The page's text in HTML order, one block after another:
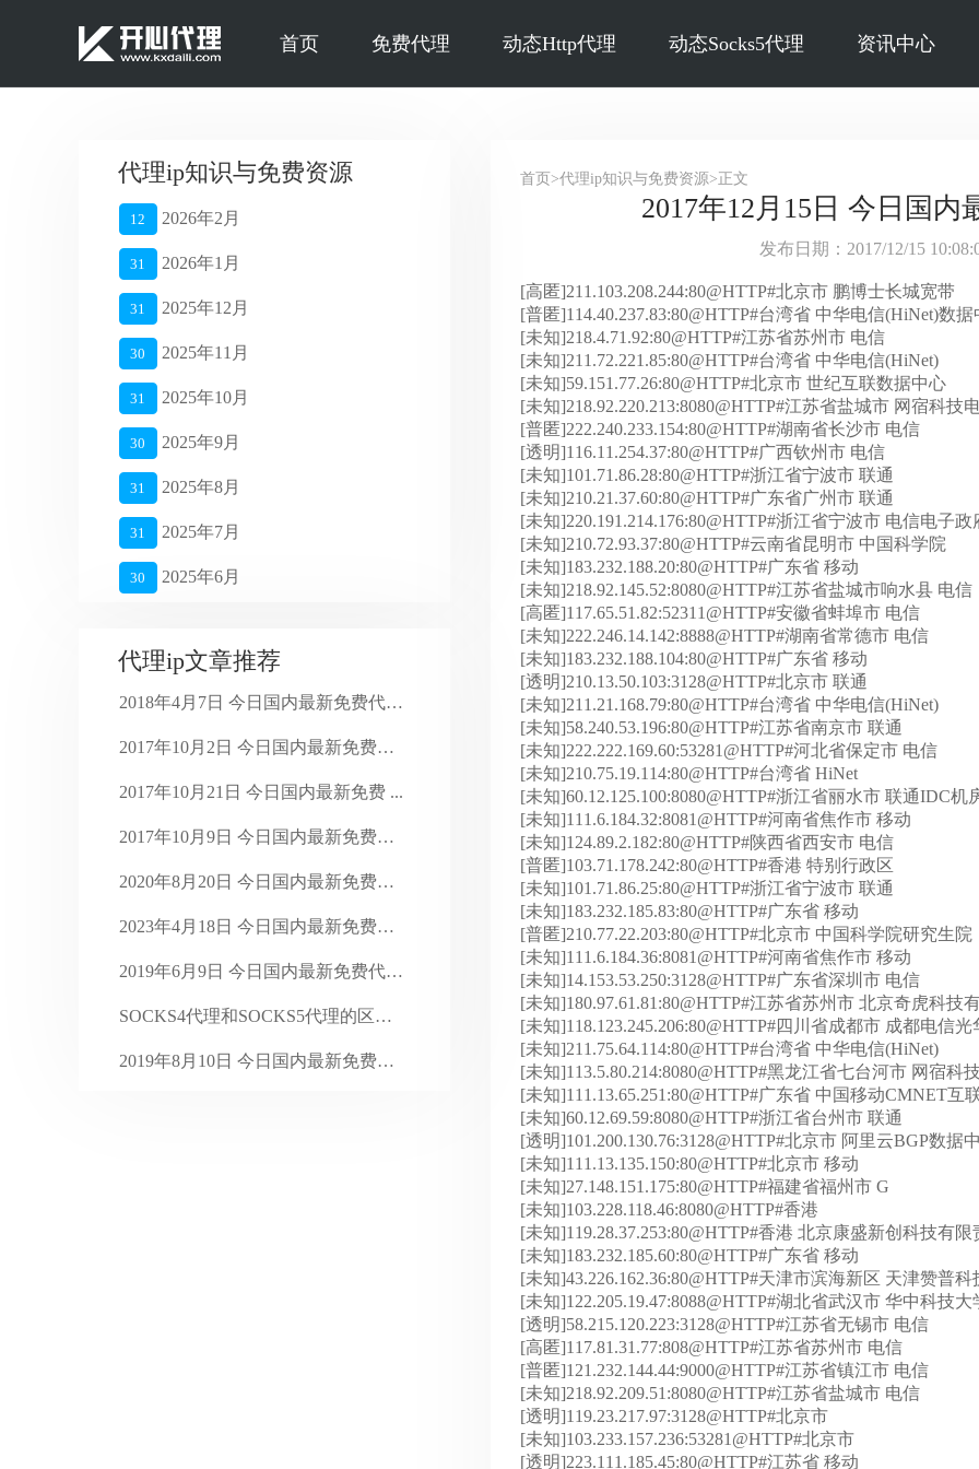
首页 免费代理 动态Http代理 动态Socks5代理 资讯中心
代理ip知识与免费资源
12 2026年2月
31 2026年1月
31 2025年12月
30 2025年11月
31 2025年10月
30 2025年9月
31 2025年8月
31 2025年7月
30 2025年6月
26 2025年4月
27 2025年3月
28 2025年2月
16 2025年1月
28 2024年4月
30 2024年3月
29 2024年2月
31 2024年1月
31 2023年12月
30 2023年11月
代理ip文章推荐
2018年4月7日 今日国内最新免费代理 ...
2017年10月2日 今日国内最新免费代 ...
2017年10月21日 今日国内最新免费 ...
2017年10月9日 今日国内最新免费代 ...
2020年8月20日 今日国内最新免费代 ...
2023年4月18日 今日国内最新免费代 ...
2019年6月9日 今日国内最新免费代理 ...
SOCKS4代理和SOCKS5代理的区别 ...
2019年8月10日 今日国内最新免费代 ...
首页>代理ip知识与免费资源>正文
2017年12月15日 今日国内
发布日期：2017/12/15
[高匿]211.103.208.244:80@HTTP#北京市 鹏博士长城宽带
[普匿]114.40.237.83:80@HTTP#台湾省 中华电信(HiNet)数据
[未知]218.4.71.92:80@HTTP#江苏省苏州市 电信
[未知]211.72.221.85:80@HTTP#台湾省 中华电信(HiNet)
[未知]59.151.77.26:80@HTTP#北京市 世纪互联数据中心
[未知]218.92.220.213:8080@HTTP#江苏省盐城市 网宿科技
[普匿]222.240.233.154:80@HTTP#湖南省长沙市 电信
[透明]116.11.254.37:80@HTTP#广西钦州市 电信
[未知]101.71.86.28:80@HTTP#浙江省宁波市 联通
[未知]210.21.37.60:80@HTTP#广东省广州市 联通
[未知]220.191.214.176:80@HTTP#浙江省宁波市 电信电子政
[未知]210.72.93.37:80@HTTP#云南省昆明市 中国科学院
[未知]183.232.188.20:80@HTTP#广东省 移动
[未知]218.92.145.52:8080@HTTP#江苏省盐城市响水县 电信
[高匿]117.65.51.82:52311@HTTP#安徽省蚌埠市 电信
[未知]222.246.14.142:8888@HTTP#湖南省常德市 电信
[未知]183.232.188.104:80@HTTP#广东省 移动
[透明]210.13.50.103:3128@HTTP#北京市 联通
[未知]211.21.168.79:80@HTTP#台湾省 中华电信(HiNet)
[未知]58.240.53.196:80@HTTP#江苏省南京市 联通
[未知]222.222.169.60:53281@HTTP#河北省保定市 电信
[未知]210.75.19.114:80@HTTP#台湾省 HiNet
[未知]60.12.125.100:8080@HTTP#浙江省丽水市 联通IDC机
[未知]111.6.184.32:8081@HTTP#河南省焦作市 移动
[未知]124.89.2.182:80@HTTP#陕西省西安市 电信
[普匿]103.71.178.242:80@HTTP#香港 特别行政区
[未知]101.71.86.25:80@HTTP#浙江省宁波市 联通
[未知]183.232.185.83:80@HTTP#广东省 移动
[普匿]210.77.22.203:80@HTTP#北京市 中国科学院研究生院
[未知]111.6.184.36:8081@HTTP#河南省焦作市 移动
[未知]14.153.53.250:3128@HTTP#广东省深圳市 电信
[未知]180.97.61.81:80@HTTP#江苏省苏州市 北京奇虎科技
[未知]118.123.245.206:80@HTTP#四川省成都市 成都电信
[未知]211.75.64.114:80@HTTP#台湾省 中华电信(HiNet)
[未知]113.5.80.214:8080@HTTP#黑龙江省七台河市 网宿科
[未知]111.13.65.251:80@HTTP#广东省 中国移动CMNET互
[未知]60.12.69.59:8080@HTTP#浙江省台州市 联通
[透明]101.200.130.76:3128@HTTP#北京市 阿里云BGP数据
[未知]111.13.135.150:80@HTTP#北京市 移动
[未知]27.148.151.175:80@HTTP#福建省福州市 G
[未知]103.228.118.46:8080@HTTP#香港
[未知]119.28.37.253:80@HTTP#香港 北京康盛新创科技有限
[未知]183.232.185.60:80@HTTP#广东省 移动
[未知]43.226.162.36:80@HTTP#天津市滨海新区 天津赞普
[未知]122.205.19.47:8088@HTTP#湖北省武汉市 华中科技
[透明]58.215.120.223:3128@HTTP#江苏省无锡市 电信
[高匿]117.81.31.77:808@HTTP#江苏省苏州市 电信
[普匿]121.232.144.44:9000@HTTP#江苏省镇江市 电信
[未知]218.92.209.51:8080@HTTP#江苏省盐城市 电信
[透明]119.23.217.97:3128@HTTP#北京市
[未知]103.233.157.236:53281@HTTP#北京市
[透明]223.111.185.45:80@HTTP#江苏省 移动